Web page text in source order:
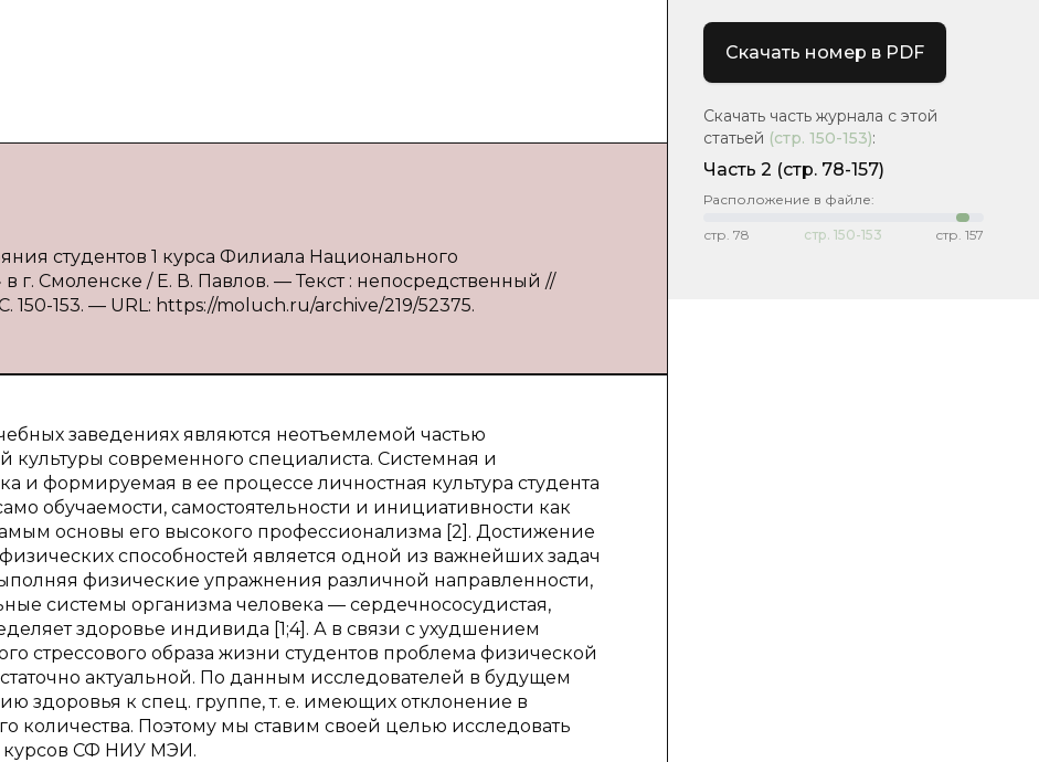
студентов 1 курса Филиала Национального
г. Смоленске / Е. В. Павлов. — Текст : непосредственный //
153. — URL: https://moluch.ru/archive/219/52375.
заведениях являются неотъемлемой частью
современного специалиста. Системная и
и формируемая в ее процессе личностная культура студента
обучаемости, самостоятельности и инициативности как
основы его высокого профессионализма [2]. Достижение
способностей является одной из важнейших задач
физические упражнения различной направленности,
системы организма человека — сердечнососудистая,
здоровье индивида [1;4]. А в связи с ухудшением
стрессового образа жизни студентов проблема физической
актуальной. По данным исследователей в будущем
здоровья к спец. группе, т. е. имеющих отклонение в
количества. Поэтому мы ставим своей целью исследовать
курсов СФ НИУ МЭИ.
Скачать номер в PDF
Скачать часть журнала с этой
статьей (стр. 150-153):
Часть 2 (стр. 78-157)
Расположение в файле:
стр. 78 стр. 150-153 стр. 157